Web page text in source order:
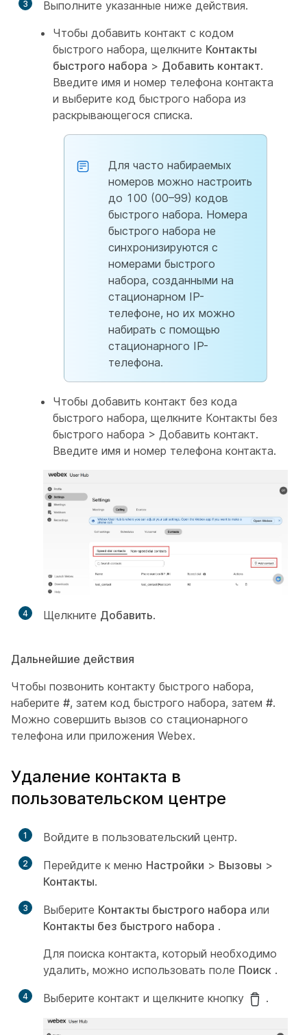
3
Выполните указанные ниже действия.
Чтобы добавить контакт с кодом
быстрого набора, щелкните Контакты
быстрого набора > Добавить контакт.
Введите имя и номер телефона контакта
и выберите код быстрого набора из
раскрывающегося списка.
Для часто набираемых
номеров можно настроить
до 100 (00–99) кодов
быстрого набора. Номера
быстрого набора не
синхронизируются с
номерами быстрого
набора, созданными на
стационарном IP-
телефоне, но их можно
набирать с помощью
стационарного IP-
телефона.
Чтобы добавить контакт без кода
быстрого набора, щелкните Контакты без
быстрого набора > Добавить контакт.
Введите имя и номер телефона контакта.
4 Щелкните Добавить.
Дальнейшие действия
Чтобы позвонить контакту быстрого набора,
наберите #, затем код быстрого набора, затем #.
Можно совершить вызов со стационарного
телефона или приложения Webex.
Удаление контакта в
пользовательском центре
1 Войдите в пользовательский центр.
2 Перейдите к меню Настройки > Вызовы >
Контакты.
3 Выберите Контакты быстрого набора или
Контакты без быстрого набора .
Для поиска контакта, который необходимо
удалить, можно использовать поле Поиск .
4 Выберите контакт и щелкните кнопку .